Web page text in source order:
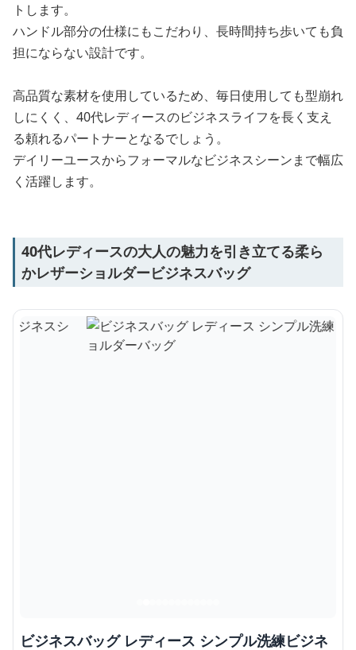
トします。
ハンドル部分の仕様にもこだわり、長時間持ち歩いても負
担にならない設計です。
高品質な素材を使用しているため、毎日使用しても型崩れ
しにくく、40代レディースのビジネスライフを長く支え
る頼れるパートナーとなるでしょう。
デイリーユースからフォーマルなビジネスシーンまで幅広
く活躍します。
40代レディースの大人の魅力を引き立てる柔ら
かレザーショルダービジネスバッグ
ビジネスバッグ レディース シンプル洗練ビジネ